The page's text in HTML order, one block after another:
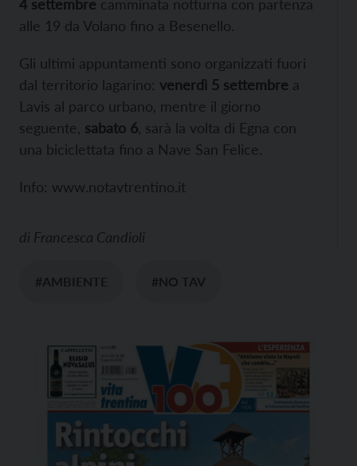
4 settembre camminata notturna con partenza
alle 19 da Volano fino a Besenello.
Gli ultimi appuntamenti sono organizzati fuori
dal territorio lagarino: venerdì 5 settembre a
Lavis al parco urbano, mentre il giorno
seguente, sabato 6 , sarà la volta di Egna con
una biciclettata fino a Nave San Felice.
Info: www.notavtrentino.it
di Francesca Candioli
#AMBIENTE #NO TAV